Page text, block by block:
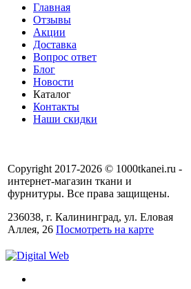
Главная
Отзывы
Акции
Доставка
Вопрос ответ
Блог
Новости
Каталог
Контакты
Наши скидки
Copyright 2017-2026 © 1000tkanei.ru -
интернет-магазин ткани и
фурнитуры. Все права защищены.
236038, г. Калининград, ул. Еловая
Аллея, 26 Посмотреть на карте